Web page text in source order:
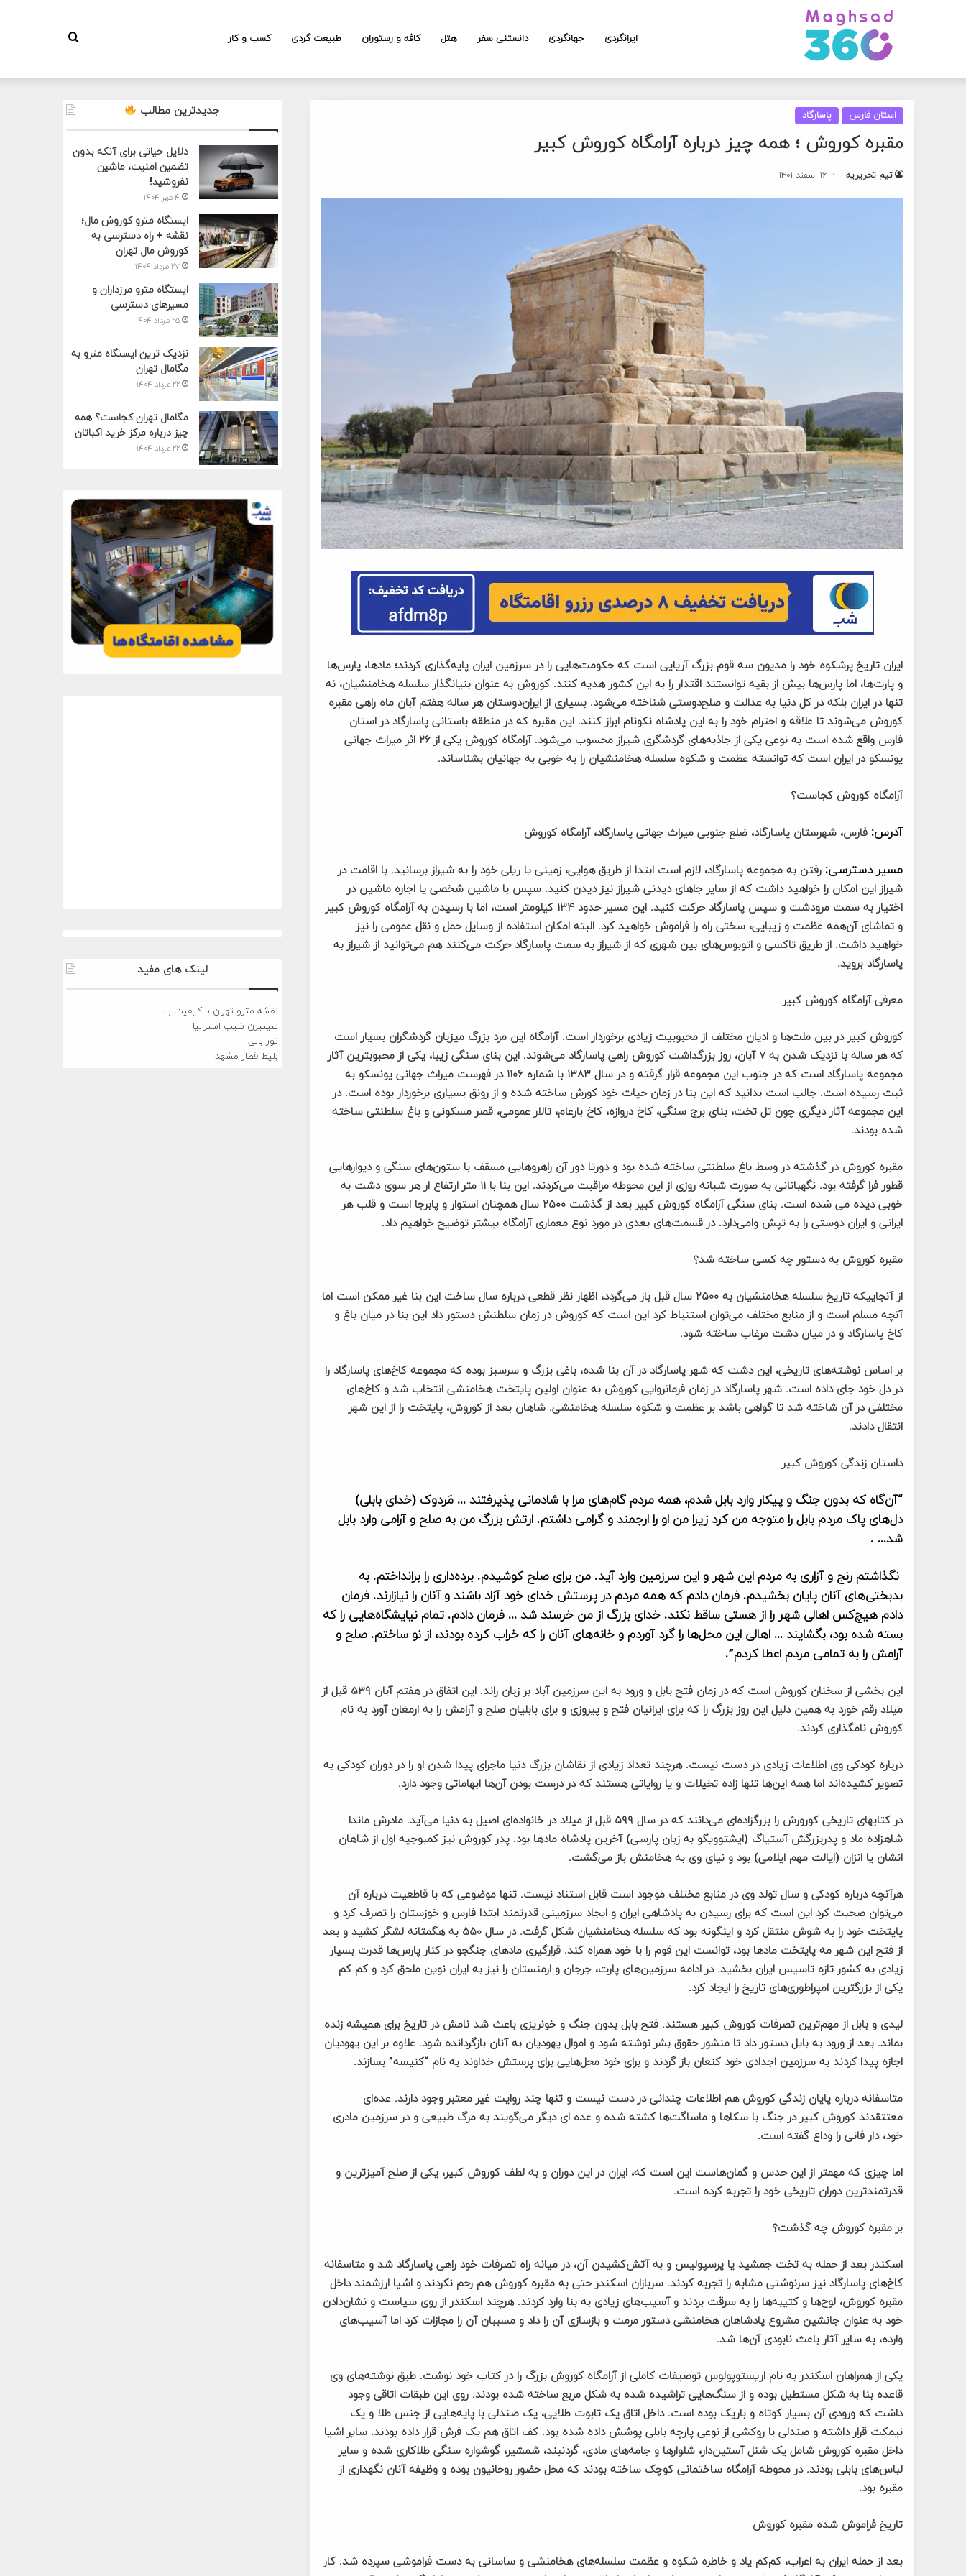
ایرانگردی جهانگردی دانستنی سفر هتل کافه و رستوران طبیعت گردی کسب و کار جستجو
برای استان فارس پاسارگاد
مقبره کوروش ؛ همه چیز درباره آرامگاه کوروش کبیر
تیم تحریریه ۱۶ اسفند ۱۴۰۱
ایران تاریخ پرشکوه خود را مدیون سه قوم بزرگ آریایی است که حکومت‌هایی را در سرزمین ایران پایه‌گذاری کردند؛ مادها، پارس‌ها
و پارت‌ها، اما پارس‌ها بیش از بقیه توانستند اقتدار را به این کشور هدیه کنند. کوروش به عنوان بنیانگذار سلسله هخامنشیان، نه
تنها در ایران بلکه در کل دنیا به عدالت و صلح‌دوستی شناخته می‌شود. بسیاری از ایران‌دوستان هر ساله هفتم آبان ماه راهی مقبره
کوروش می‌شوند تا علاقه و احترام خود را به این پادشاه نکونام ابراز کنند. این مقبره که در منطقه باستانی پاسارگاد در استان
فارس واقع شده است به نوعی یکی از جاذبه‌های گردشگری شیراز محسوب می‌شود. آرامگاه کوروش یکی از ۲۶ اثر میراث جهانی
یونسکو در ایران است که توانسته عظمت و شکوه سلسله هخامنشیان را به خوبی به جهانیان بشناساند.
آرامگاه کوروش کجاست؟
آدرس: فارس، شهرستان پاسارگاد، ضلع جنوبی میراث جهانی پاسارگاد، آرامگاه کوروش
مسیر دسترسی: رفتن به مجموعه پاسارگاد، لازم است ابتدا از طریق هوایی، زمینی یا ریلی خود را به شیراز برسانید. با اقامت در
شیراز این امکان را خواهید داشت که از سایر جاهای دیدنی شیراز نیز دیدن کنید. سپس با ماشین شخصی یا اجاره ماشین در
اختیار به سمت مرودشت و سپس پاسارگاد حرکت کنید. این مسیر حدود ۱۳۴ کیلومتر است، اما با رسیدن به آرامگاه کوروش کبیر
و تماشای آن‌همه عظمت و زیبایی، سختی راه را فراموش خواهید کرد. البته امکان استفاده از وسایل حمل و نقل عمومی را نیز
خواهید داشت. از طریق تاکسی و اتوبوس‌های بین شهری که از شیراز به سمت پاسارگاد حرکت می‌کنند هم می‌توانید از شیراز به
پاسارگاد بروید.
معرفی آرامگاه کوروش کبیر
کوروش کبیر در بین ملت‌ها و ادیان مختلف از محبوبیت زیادی برخوردار است. آرامگاه این مرد بزرگ میزبان گردشگران بسیار است
که هر ساله با نزدیک شدن به ۷ آبان، روز بزرگداشت کوروش راهی پاسارگاد می‌شوند. این بنای سنگی زیبا، یکی از محبوبترین آثار
مجموعه پاسارگاد است که در جنوب این مجموعه قرار گرفته و در سال ۱۳۸۳ با شماره ۱۱۰۶ در فهرست میراث جهانی یونسکو به
ثبت رسیده است. جالب است بدانید که این بنا در زمان حیات خود کورش ساخته شده و از رونق بسیاری برخوردار بوده است. در
این مجموعه آثار دیگری چون تل تخت، بنای برج سنگی، کاخ دروازه، کاخ بارعام، تالار عمومی، قصر مسکونی و باغ سلطنتی ساخته
شده بودند.
مقبره کوروش در گذشته در وسط باغ سلطنتی ساخته شده بود و دورتا دور آن راهروهایی مسقف با ستون‌های سنگی و دیوارهایی
قطور فرا گرفته بود. نگهبانانی به صورت شبانه روزی از این محوطه مراقبت می‌کردند. این بنا با ۱۱ متر ارتفاع ار هر سوی دشت به
خوبی دیده می شده است. بنای سنگی آرامگاه کوروش کبیر بعد از گذشت ۲۵۰۰ سال همچنان استوار و پابرجا است و قلب هر
ایرانی و ایران دوستی را به تپش وامی‌دارد. در قسمت‌های بعدی در مورد نوع معماری آرامگاه بیشتر توضیح خواهیم داد.
مقبره کوروش به دستور چه کسی ساخته شد؟
از آنجاییکه تاریخ سلسله هخامنشیان به ۲۵۰۰ سال قبل باز می‌گردد، اظهار نظر قطعی درباره سال ساخت این بنا غیر ممکن است اما
آنچه مسلم است و از منابع مختلف می‌توان استنباط کرد این است که کوروش در زمان سلطنش دستور داد این بنا در میان باغ و
کاخ پاسارگاد و در میان دشت مرغاب ساخته شود.
بر اساس نوشته‌های تاریخی، این دشت که شهر پاسارگاد در آن بنا شده، باغی بزرگ و سرسبز بوده که مجموعه کاخ‌های پاسارگاد را
در دل خود جای داده است. شهر پاسارگاد در زمان فرمانروایی کوروش به عنوان اولین پایتخت هخامنشی انتخاب شد و کاخ‌های
مختلفی در آن شاخته شد تا گواهی باشد بر عظمت و شکوه سلسله هخامنشی. شاهان بعد از کوروش، پایتخت را از این شهر
انتقال دادند.
داستان زندگی کوروش کبیر
“آن‌گاه که بدون جنگ و پیکار وارد بابل شدم، همه مردم گام‌های مرا با شادمانی پذیرفتند … مَردوک (خدای بابلی)
دل‌های پاک مردم بابل را متوجه من کرد زیرا من او را ارجمند و گرامی داشتم. ارتش بزرگ من به صلح و آرامی وارد بابل
شد… .
نگذاشتم رنج و آزاری به مردم این شهر و این سرزمین وارد آید. من برای صلح کوشیدم. برده‌داری را برانداختم. به
بد‌بختی‌های آنان پایان بخشیدم. فرمان دادم که همه مردم در پرستش خدای خود آزاد باشند و آنان را نیازارند. فرمان
دادم هیچ‌کس اهالی شهر را از هستی ساقط نکند. خدای بزرگ از من خرسند شد … فرمان دادم. تمام نیایشگاه‌هایی را که
بسته شده بود، بگشایند … اهالی این محل‌ها را گرد آوردم و خانه‌های آنان را که خراب کرده بودند، از نو ساختم. صلح و
آرامش را به تمامی مردم اعطا کردم”.
این بخشی از سخنان کوروش است که در زمان فتح بابل و ورود به این سرزمین آباد بر زبان راند. این اتفاق در هفتم آبان ۵۳۹ قبل از
میلاد رقم خورد به همین دلیل این روز بزرگ را که برای ایرانیان فتح و پیروزی و برای بابلیان صلح و آرامش را به ارمغان آورد به نام
کوروش نامگذاری کردند.
درباره کودکی وی اطلاعات زیادی در دست نیست. هرچند تعداد زیادی از نقاشان بزرگ دنیا ماجرای پیدا شدن او را در دوران کودکی به
تصویر کشیده‌اند اما همه این‌ها تنها زاده تخیلات و یا روایاتی هستند که در درست بودن آن‌ها ابهاماتی وجود دارد.
در کتابهای تاریخی کورورش را بزرگزاده‌ای می‌دانند که در سال ۵۹۹ قبل از میلاد در خانواده‌ای اصیل به دنیا می‌آید. مادرش ماندا
شاهزاده ماد و پدربزرگش آستیاگ (ایشتوویگو به زبان پارسی) آخرین پادشاه مادها بود. پدر کوروش نیز کمبوجیه اول از شاهان
انشان یا انزان (ایالت مهم ایلامی) بود و نیای وی به هخامنش باز می‌گشت.
هرآنچه درباره کودکی و سال تولد وی در منابع مختلف موجود است قابل استناد نیست. تنها موضوعی که با قاطعیت درباره آن
می‌توان صحبت کرد این است که برای رسیدن به پادشاهی ایران و ایجاد سرزمینی قدرتمند ابتدا فارس و خوزستان را تصرف کرد و
پایتخت خود را به شوش منتقل کرد و اینگونه بود که سلسله هخامنشیان شکل گرفت. در سال ۵۵۰ به هگمتانه لشگر کشید و بعد
از فتح این شهر مه پایتخت مادها بود، توانست این قوم را با خود همراه کند. قرارگیری مادهای جنگجو در کنار پارس‌ها قدرت بسیار
زیادی به کشور تازه تاسیس ایران بخشید. در ادامه سرزمین‌های پارت، جرجان و ارمنستان را نیز به ایران نوین ملحق کرد و کم کم
یکی از بزرگترین امپراطوری‌های تاریخ را ایجاد کرد.
لیدی و بابل از مهم‌ترین تصرفات کوروش کبیر هستند. فتح بابل بدون جنگ و خونریزی باعث شد نامش در تاریخ برای همیشه زنده
بماند. بعد از ورود به بایل دستور داد تا منشور حقوق بشر نوشته شود و اموال یهودیان به آنان بازگردانده شود. علاوه بر این یهودیان
اجازه پیدا کردند به سرزمین اجدادی خود کنعان باز گردند و برای خود محل‌هایی برای پرستش خداوند به نام “کنیسه” بسازند.
متاسفانه درباره پایان زندگی کوروش هم اطلاعات چندانی در دست نیست و تنها چند روایت غیر معتبر وجود دارند. عده‌ای
معتتقدند کوروش کبیر در جنگ با سکاها و ماساگت‌ها کشته شده و عده ای دیگر می‌گویند به مرگ طبیعی و در سرزمین مادری
خود، دار فانی را وداع گفته است.
اما چیزی که مهمتر از این حدس و گمان‌هاست این است که، ایران در این دوران و به لطف کوروش کبیر، یکی از صلح آمیزترین و
قدرتمندترین دوران تاریخی خود را تجربه کرده است.
بر مقبره کوروش چه گذشت؟
اسکندر بعد از حمله به تخت‌ جمشید یا پرسپولیس و به آتش‌کشیدن آن، در میانه راه تصرفات خود راهی پاسارگاد شد و متاسفانه
کاخ‌های پاسارگاد نیز سرنوشتی مشابه را تجربه کردند. سربازان اسکندر حتی به مقبره کوروش هم رحم نکردند و اشیا ارزشمند داخل
مقبره کوروش، لوح‌ها و کتیبه‌ها را به سرقت بردند و آسیب‌های زیادی به بنا وارد کردند. هرچند اسکندر از روی سیاست و نشان‌دادن
خود به عنوان جانشین مشروع پادشاهان هخامنشی دستور مرمت و بازسازی آن را داد و مسببان آن را مجازات کرد اما آسیب‌های
وارده، به سایر آثار باعث نابودی آن‌ها شد.
یکی از همراهان اسکندر به نام اریستوپولوس توصیفات کاملی از آرامگاه کوروش بزرگ را در کتاب خود نوشت. طبق نوشته‌های وی
قاعده بنا به شکل مستطیل بوده و از سنگ‌هایی تراشیده شده به شکل مربع ساخته شده بودند. روی این طبقات اتاقی وجود
داشت که ورودی آن بسیار کوتاه و باریک بوده است. داخل اتاق یک تابوت طلایی، یک صندلی با پایه‌هایی از جنس طلا و یک
نیمکت قرار داشته و صندلی با روکشی از نوعی پارچه بابلی پوشش داده شده بود. کف اتاق هم یک فرش قرار داده بودند. سایر اشیا
داخل مقبره کوروش شامل یک شنل آستین‌دار، شلوارها و جامه‌های مادی، گردنبند، شمشیر، گوشواره سنگی طلاکاری شده و سایر
لباس‌های بابلی بودند. در محوطه آرامگاه ساختمانی کوچک ساخته بودند که محل حضور روحانیون بوده و وظیفه آنان نگهداری از
مقبره بود.
تاریخ فراموش شده مقبره کوروش
بعد از حمله ایران به اعراب، کم‌کم یاد و خاطره‌ شکوه و عظمت سلسله‌های هخامنشی و ساسانی به دست فراموشی سپرده شد. کار
جدیدترین مطالب
دلایل حیاتی برای آنکه بدون
تضمین امنیت، ماشین
نفروشید!
۴ مهر ۱۴۰۴
ایستگاه مترو کوروش مال؛
نقشه + راه دسترسی به
کوروش مال تهران
۲۷ مرداد ۱۴۰۴
ایستگاه مترو مرزداران و
مسیرهای دسترسی
۲۵ مرداد ۱۴۰۴
نزدیک ترین ایستگاه مترو به
مگامال تهران
۲۲ مرداد ۱۴۰۴
مگامال تهران کجاست؟ همه
چیز درباره مرکز خرید اکباتان
۲۲ مرداد ۱۴۰۴
لینک های مفید
نقشه مترو تهران با کیفیت بالا
سیتیزن شیپ استرالیا
تور بالی
بلیط قطار مشهد